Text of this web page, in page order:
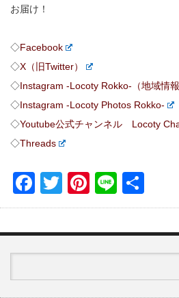
お届け！
◇Facebook
◇X（旧Twitter）
◇Instagram -Locoty Rokko-（地域情報
◇Instagram -Locoty Photos Rokko-
◇Youtube公式チャンネル Locoty
◇Threads
Facebook
TwitterPinterest
Line
有